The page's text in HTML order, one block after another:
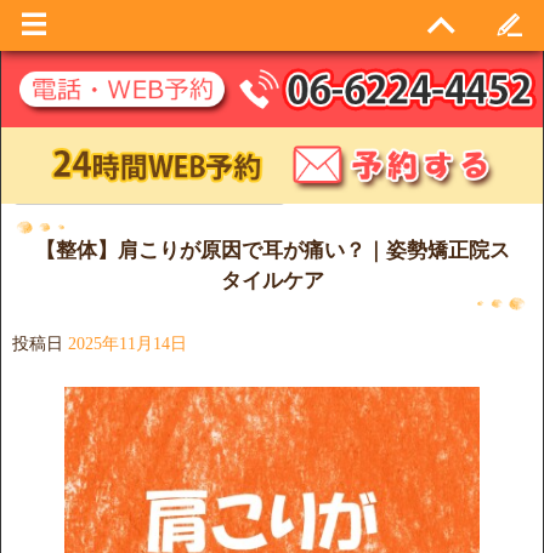
日別アーカイブ: 2025年11月14日
【整体】肩こりが原因で耳が痛い？｜姿勢矯正院ス
タイルケア
投稿日 2025年11月14日